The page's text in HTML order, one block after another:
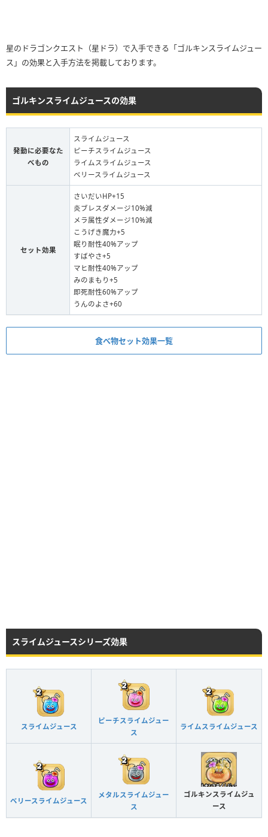
星のドラゴンクエスト（星ドラ）で入手できる「ゴルキンスライムジュー
ス」の効果と入手方法を掲載しております。
ゴルキンスライムジュースの効果
発動に必要なた
べもの
スライムジュース
ピーチスライムジュース
ライムスライムジュース
ベリースライムジュース
セット効果
さいだいHP+15
炎ブレスダメージ10%減
メラ属性ダメージ10%減
こうげき魔力+5
眠り耐性40%アップ
すばやさ+5
マヒ耐性40%アップ
みのまもり+5
即死耐性60%アップ
うんのよさ+60
食べ物セット効果一覧
スライムジュースシリーズ効果
スライムジュース
ピーチスライムジュー
ス
ライムスライムジュース
ベリースライムジュース
メタルスライムジュー
ス
ゴルキンスライムジュ
ース